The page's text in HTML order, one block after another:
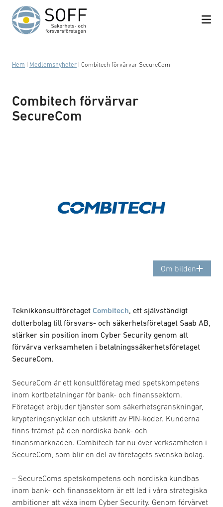
Hoppa till innehåll
Hem Medlemsnyheter Combitech förvärvar SecureCom
Combitech förvärvar
SecureCom
Om bilden
Logotyp: Combitech
Teknikkonsultföretaget Combitech, ett självständigt
dotterbolag till försvars- och säkerhetsföretaget Saab AB,
stärker sin position inom Cyber Security genom att
förvärva verksamheten i betalningssäkerhetsföretaget
SecureCom.
SecureCom är ett konsultföretag med spetskompetens
inom kortbetalningar för bank- och finanssektorn.
Företaget erbjuder tjänster som säkerhetsgranskningar,
krypteringsnycklar och utskrift av PIN-koder. Kunderna
finns främst på den nordiska bank- och
finansmarknaden. Combitech tar nu över verksamheten i
SecureCom, som blir en del av företagets svenska bolag.
– SecureComs spetskompetens och nordiska kundbas
inom bank- och finanssektorn är ett led i våra strategiska
ambitioner att växa inom Cyber Security. Genom förvärvet